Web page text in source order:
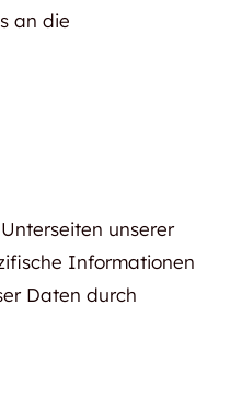
an die
unserer
Informationen
Daten durch